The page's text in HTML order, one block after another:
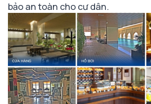
bảo an toàn cho cư dân.